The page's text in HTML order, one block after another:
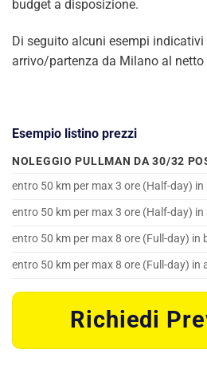
budget a disposizione.
Di seguito alcuni esempi
arrivo/partenza da Milano al netto
Esempio listino prezzi
NOLEGGIO PULLMAN DA 30/32
entro 50 km per max 3 ore (Half-day)
entro 50 km per max 3 ore (Half-day)
entro 50 km per max 8 ore (Full-day) in
entro 50 km per max 8 ore (Full-day) in
Richiedi